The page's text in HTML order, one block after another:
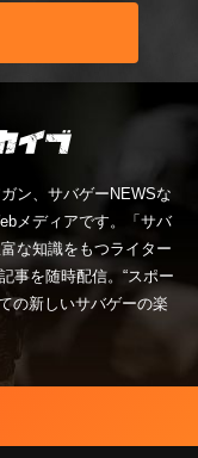
ン、サバゲーNEWSな
メディアです。「サバ
な知識をもつライター
事を随時配信。“スポー
の新しいサバゲーの楽